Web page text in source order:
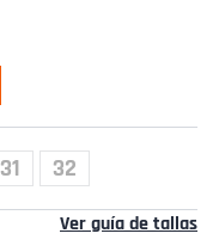
31 32
Ver guía de tallas